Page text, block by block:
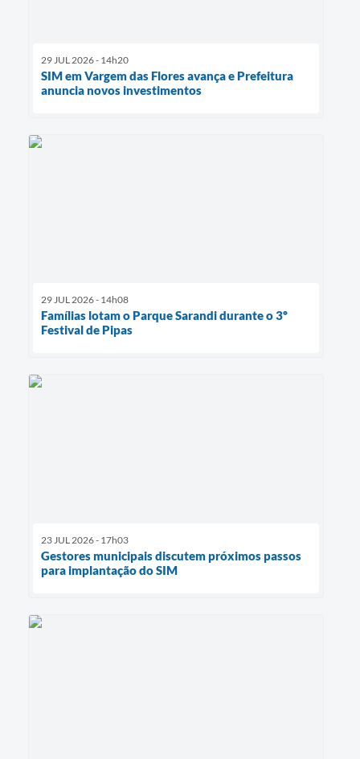
29 JUL 2026 - 14h20
SIM em Vargem das Flores avança e Prefeitura
anuncia novos investimentos
29 JUL 2026 - 14h08
Famílias lotam o Parque Sarandi durante o 3º
Festival de Pipas
23 JUL 2026 - 17h03
Gestores municipais discutem próximos passos
para implantação do SIM